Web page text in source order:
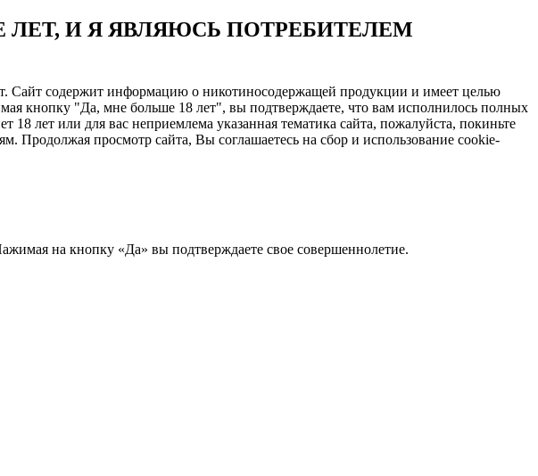
И Я ЯВЛЯЮСЬ ПОТРЕБИТЕЛЕМ
Сайт содержит информацию о никотиносодержащей продукции и имеет целью
кнопку "Да, мне больше 18 лет", вы подтверждаете, что вам исполнилось полных
лет или для вас неприемлема указанная тематика сайта, пожалуйста, покиньте
Продолжая просмотр сайта, Вы соглашаетесь на сбор и использование cookie-
на кнопку «Да» вы подтверждаете свое совершеннолетие.